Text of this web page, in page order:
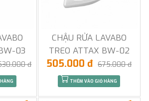
03
đ
CHẬU RỬA LAVABO
TREO ATTAX BW-02
505.000 đ 675.000 đ
THÊM VÀO GIỎ HÀNG